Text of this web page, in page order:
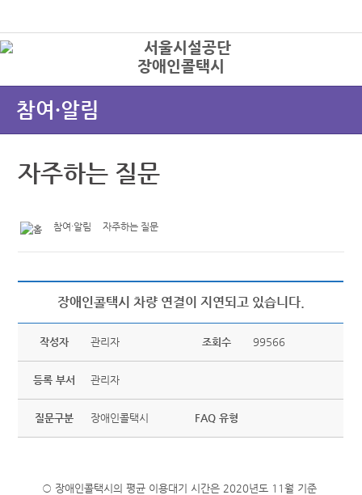
장애인콜택시
참여·알림
자주하는 질문
참여·알림 자주하는 질문
장애인콜택시 차량 연결이 지연되고 있습니다.
작성자 관리자 조회수 99566
등록 부서 관리자
질문구분 장애인콜택시 FAQ 유형
○ 장애인콜택시의 평균 이용대기 시간은 2020년도 11월 기준